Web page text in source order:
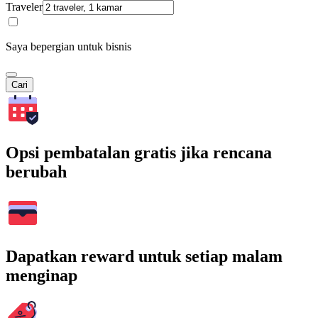
Traveler
Saya bepergian untuk bisnis
Cari
Opsi pembatalan gratis jika rencana
berubah
Dapatkan reward untuk setiap malam
menginap